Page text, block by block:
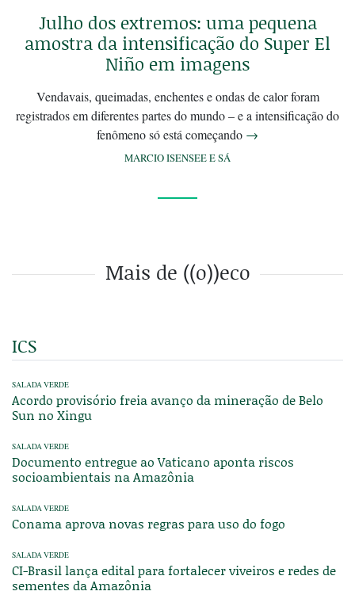
Julho dos extremos: uma pequena
amostra da intensificação do Super El
Niño em imagens
Vendavais, queimadas, enchentes e ondas de calor foram
registrados em diferentes partes do mundo – e a intensificação do
fenômeno só está começando →
MARCIO ISENSEE E SÁ
Mais de ((o))eco
ICS
SALADA VERDE
Acordo provisório freia avanço da mineração de Belo
Sun no Xingu
SALADA VERDE
Documento entregue ao Vaticano aponta riscos
socioambientais na Amazônia
SALADA VERDE
Conama aprova novas regras para uso do fogo
SALADA VERDE
CI-Brasil lança edital para fortalecer viveiros e redes de
sementes da Amazônia